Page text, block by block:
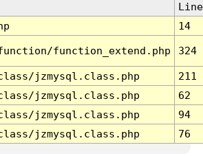
Line
14
function_extend.php 324
jzmysql.class.php
211
jzmysql.class.php
62
jzmysql.class.php
94
jzmysql.class.php 76